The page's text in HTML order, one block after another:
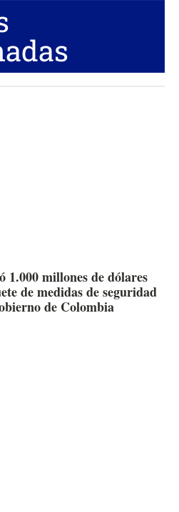
1.000 millones de dólares
de medidas de seguridad
de Colombia